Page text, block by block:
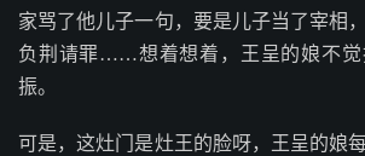
家骂了他儿子一句，要是儿子当了宰相
负荆请罪……想着想着，王呈的娘不觉
振。
可是，这灶门是灶王的脸呀，王呈的娘